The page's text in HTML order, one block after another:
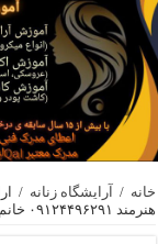
خانه / آرایشگاه زنانه /
هنرمند ۰۹۱۲۴۴۹۶۲۹۱ خانم منیره هنرمند